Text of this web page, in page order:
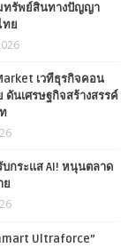
ทรัพย์สินทางปัญญา
ทย
เวทีธุรกิจคอน
นเศรษฐกิจสร้างสรรค์
กระแส AI! หนุนตลาด
ย
Ultraforce”